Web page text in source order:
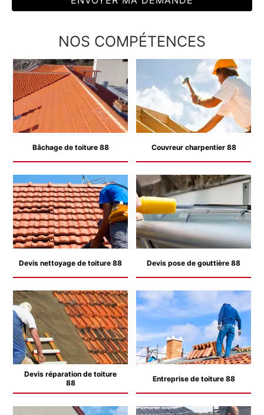
NOS COMPÉTENCES
Bâchage de toiture 88 Couvreur charpentier 88
Devis nettoyage de toiture 88 Devis pose de gouttière 88
Devis réparation de toiture
88
Entreprise de toiture 88